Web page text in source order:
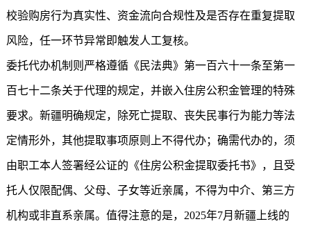
校验购房行为真实性、资金流向合规性及是否存在重复提取
风险，任一环节异常即触发人工复核。
委托代办机制则严格遵循《民法典》第一百六十一条至第一
百七十二条关于代理的规定，并嵌入住房公积金管理的特殊
要求。新疆明确规定，除死亡提取、丧失民事行为能力等法
定情形外，其他提取事项原则上不得代办；确需代办的，须
由职工本人签署经公证的《住房公积金提取委托书》，且受
托人仅限配偶、父母、子女等近亲属，不得为中介、第三方
机构或非直系亲属。值得注意的是，2025年7月新疆上线的